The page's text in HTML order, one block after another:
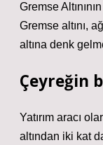
Gremse
Gremse altını,
altına denk
Çeyreğin
Yatırım aracı
altından iki kat